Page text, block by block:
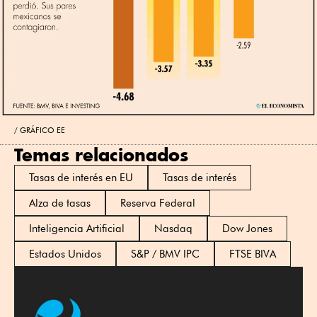
GRÁFICO EE
Temas relacionados
Tasas de interés en EU
Tasas de interés
Alza de tasas
Reserva Federal
Inteligencia Artificial
Nasdaq
Dow Jones
Estados Unidos
S&P / BMV IPC FTSE BIVA